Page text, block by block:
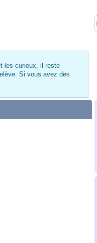
les curieux, il reste
Si vous avez des